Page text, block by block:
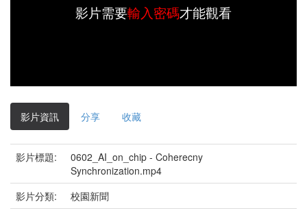
影片需要輸入密碼才能觀看
影片資訊 分享 收藏
影片標題:
0602_AI_on_chip - Coherecny
Synchronization.mp4
影片分類:
校園新聞